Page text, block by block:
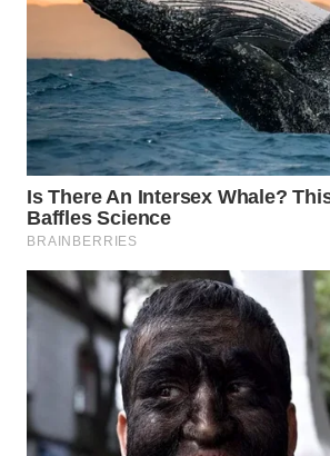
KUNINGAN
WN
MAJALENGKA
WN
SUBANG
WN
SUKABUMI
WN
PURWAKARTA
WN